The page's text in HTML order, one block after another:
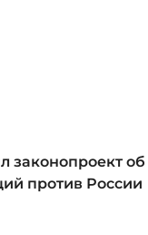
законопроект об
против России